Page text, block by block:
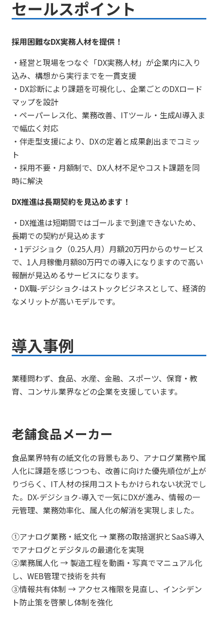
セールスポイント
採用困難なDX実務人材を提供！
・経営と現場をつなぐ「DX実務人材」が企業内に入り
込み、構想から実行までを一貫支援
・DX診断により課題を可視化し、企業ごとのDXロード
マップを設計
・ペーパーレス化、業務改善、ITツール・生成AI導入ま
で幅広く対応
・伴走型支援により、DXの定着と成果創出までコミッ
ト
・採用不要・月額制で、DX人材不足やコスト課題を同
時に解決
DX推進は長期契約を見込めます！
・DX推進は短期間ではゴールまで到達できないため、
長期での契約が見込めます
・1デジショク（0.25人月）月額20万円からのサービス
で、1人月稼働月額80万円での導入になりますので高い
報酬が見込めるサービスになります。
・DX職-デジショク-はストックビジネスとして、経済的
なメリットが高いモデルです。
導入事例
業種問わず、食品、水産、金融、スポーツ、保育・教
育、コンサル業界などの企業を支援しています。
老舗食品メーカー
食品業界特有の紙文化の背景もあり、アナログ業務や属
人化に課題を感じつつも、改善に向けた優先順位が上が
りづらく、IT人材の採用コストもかけられない状況でし
た。DX-デジショク-導入で一気にDXが進み、情報の一
元管理、業務効率化、属人化の解消を実現しました。
①アナログ業務・紙文化 → 業務の取捨選択とSaaS導入
でアナログとデジタルの最適化を実現
②業務属人化 → 製造工程を動画・写真でマニュアル化
し、WEB管理で技術を共有
③情報共有体制 → アクセス権限を見直し、インシデン
ト防止策を啓蒙し体制を強化